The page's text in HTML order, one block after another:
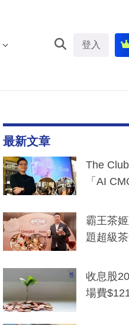
登入
最新文章
The
「AI
分鐘生
霸王茶
題超級
y及香港
收息股
場費